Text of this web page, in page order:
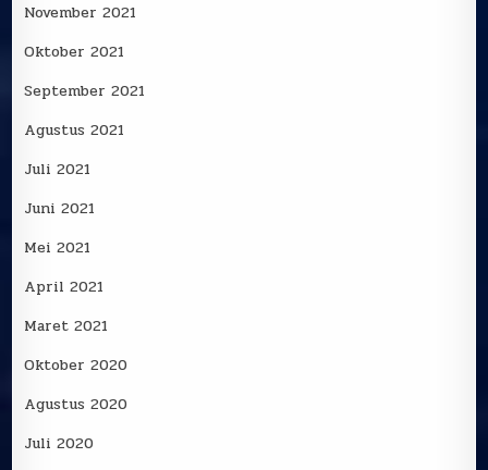
November 2021
Oktober 2021
September 2021
Agustus 2021
Juli 2021
Juni 2021
Mei 2021
April 2021
Maret 2021
Oktober 2020
Agustus 2020
Juli 2020